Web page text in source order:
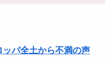
パ全土から不満の声